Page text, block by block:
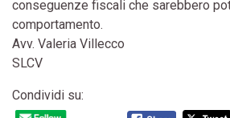
conseguenze fiscali che sarebbero
comportamento.
Avv. Valeria Villecco
SLCV
Condividi su: